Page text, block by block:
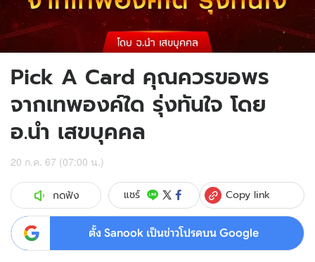
Pick A Card คุณควรขอพร
จากเทพองค์ใด รุ่งทันใจ โดย
อ.นำ เสขบุคคล
20 ก.ค. 67 (07:00 น.)
กดฟัง แชร์ Copy link
ตั้ง Sanook เป็นข่าวโปรดบน Google